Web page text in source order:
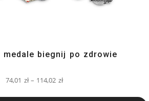
medale biegnij po zdrowie
74,01 zł – 114,02 zł